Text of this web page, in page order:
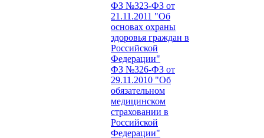
ФЗ №323-ФЗ от
21.11.2011 "Об
основах охраны
здоровья граждан в
Российской
Федерации"
ФЗ №326-ФЗ от
29.11.2010 "Об
обязательном
медицинском
страховании в
Российской
Федерации"